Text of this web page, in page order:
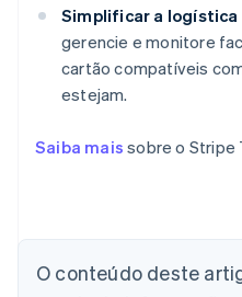
Simplificar a logística
gerencie e monitore
cartão compatíveis
estejam.
Saiba mais sobre o Stripe
O conteúdo deste
Deutsch English